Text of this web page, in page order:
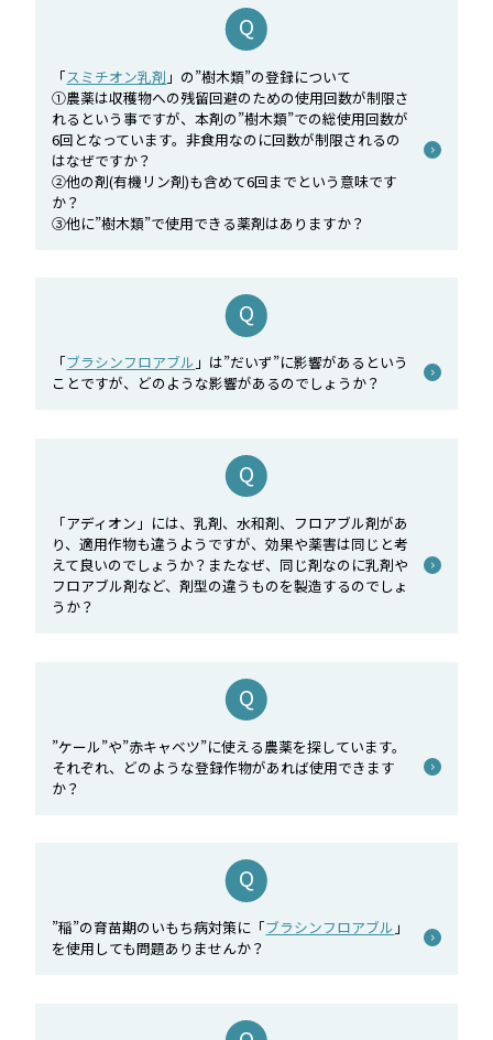
「スミチオン乳剤 」の”樹木類”の登録について
①農薬は収穫物への残留回避のための使用回数が制限さ
れるという事ですが、本剤の”樹木類”での総使用回数が
6回となっています。非食用なのに回数が制限されるの
はなぜですか？
②他の剤(有機リン剤)も含めて6回までという意味です
か？
③他に”樹木類”で使用できる薬剤はありますか？
「ブラシンフロアブル 」は”だいず”に影響があるという
ことですが、どのような影響があるのでしょうか？
「アディオン」には、乳剤、水和剤、フロアブル剤があ
り、適用作物も違うようですが、効果や薬害は同じと考
えて良いのでしょうか？またなぜ、同じ剤なのに乳剤や
フロアブル剤など、剤型の違うものを製造するのでしょ
うか？
”ケール”や”赤キャベツ”に使える農薬を探しています。
それぞれ、どのような登録作物があれば使用できます
か？
”稲”の育苗期のいもち病対策に「ブラシンフロアブル 」
を使用しても問題ありませんか？